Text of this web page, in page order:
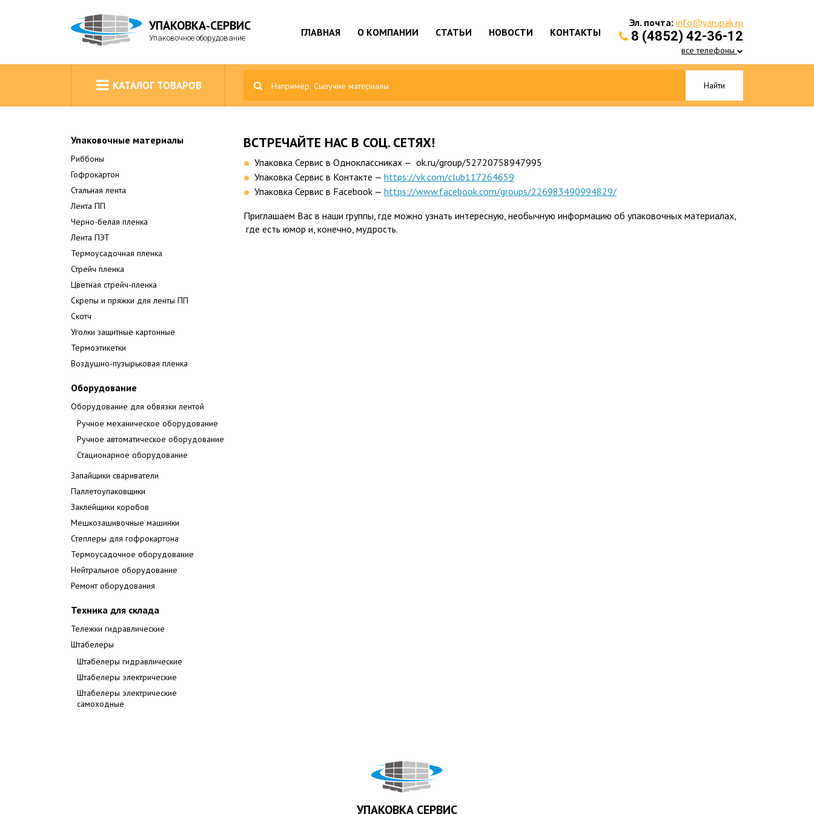
УПАКОВКА-СЕРВИС
Упаковочное оборудование ГЛАВНАЯ О КОМПАНИИ СТАТЬИ НОВОСТИ КОНТАКТЫ
Эл. почта: info@yarupak.ru
8 (4852) 42-36-12
все телефоны
КАТАЛОГ ТОВАРОВ Найти
Упаковочные материалы
Риббоны
Гофрокартон
Стальная лента
Лента ПП
Черно-белая пленка
Лента ПЭТ
Термоусадочная пленка
Стрейч пленка
Цветная стрейч-пленка
Скрепы и пряжки для ленты ПП
Скотч
Уголки защитные картонные
Термоэтикетки
Воздушно-пузырьковая пленка
Оборудование
Оборудование для обвязки лентой
Ручное механическое оборудование
Ручное автоматическое оборудование
Стационарное оборудование
Запайщики свариватели
Паллетоупаковщики
Заклейщики коробов
Мешкозашивочные машинки
Степлеры для гофрокартона
Термоусадочное оборудование
Нейтральное оборудование
Ремонт оборудования
Техника для склада
Тележки гидравлические
Штабелеры
Штабелеры гидравлические
Штабелеры электрические
Штабелеры электрические
самоходные
ВСТРЕЧАЙТЕ НАС В СОЦ. СЕТЯХ!
Упаковка Сервис в Одноклассниках — ok.ru/group/52720758947995
Упаковка Сервис в Контакте — https://vk.com/club117264659
Упаковка Сервис в Facebook — https://www.facebook.com/groups/226983490994829/
Приглашаем Вас в наши группы, где можно узнать интересную, необычную информацию об упаковочных материалах,
где есть юмор и, конечно, мудрость.
УПАКОВКА СЕРВИС